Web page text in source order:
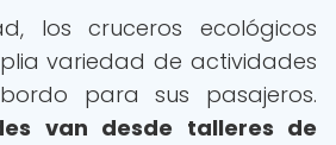
los cruceros ecológicos
variedad de actividades
para sus pasajeros.
van desde talleres de